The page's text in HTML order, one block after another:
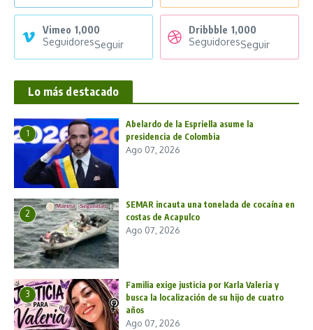
Vimeo 1,000
SeguidoresSeguir
Dribbble 1,000
SeguidoresSeguir
Lo más destacado
1
Abelardo de la Espriella asume la
presidencia de Colombia
Ago 07, 2026
2
SEMAR incauta una tonelada de cocaína en
costas de Acapulco
Ago 07, 2026
3
Familia exige justicia por Karla Valeria y
busca la localización de su hijo de cuatro
años
Ago 07, 2026